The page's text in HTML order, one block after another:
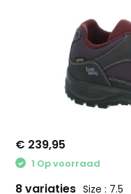
€ 239,95
1 Op voorraad
8 variaties Size : 7.5